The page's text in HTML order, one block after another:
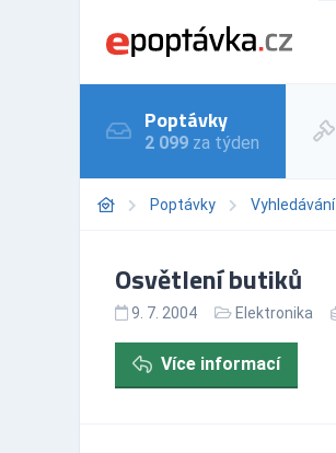
Poptávky
2 099 za týden
Poptávky Vyhledávání
Osvětlení butiků
9. 7. 2004 Elektronika
Více informací